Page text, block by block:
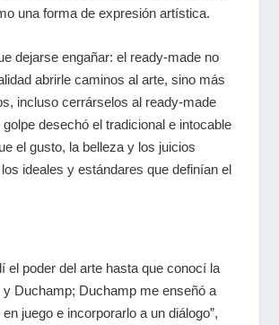
una forma de expresión artística.
dejarse engañar: el ready-made no
abrirle caminos al arte, sino más
incluso cerrárselos al ready-made
desechó el tradicional e intocable
el gusto, la belleza y los juicios
ideales y estándares que definían el
el poder del arte hasta que conocí la
y Duchamp; Duchamp me enseñó a
juego e incorporarlo a un diálogo”,